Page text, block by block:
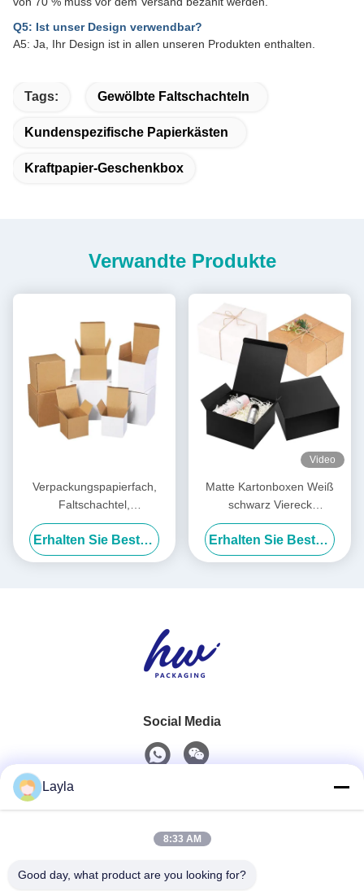
Q5: Ist unser Design verwendbar?
A5: Ja, Ihr Design ist in allen unseren Produkten enthalten.
Tags: Gewölbte Faltschachteln
Kundenspezifische Papierkästen
Kraftpapier-Geschenkbox
Verwandte Produkte
Verpackungspapierfach,
Faltschachtel,
Kraftpapierkarton,
Musterdruck, Wellpappefach
Erhalten Sie Besten Preis
Video
Matte Kartonboxen Weiß
schwarz Viereck
Geschenkbox Naturstärke
Verpackung
Erhalten Sie Besten Preis
Social Media
0086-18688885859
Layla
8:33 AM
Good day, what product are you looking for?